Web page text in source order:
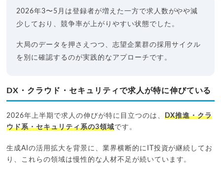
2026年3〜5月は登録者が増えた一方で求人数がやや減
少しており、競争率が上がりやすい状態でした。
大局のデータを押さえつつ、志望企業群の採用サイクル
を別に確認するのが実践的なアプローチです。
DX・クラウド・セキュリティで求人が特に伸びている
2026年上半期で求人の伸びが特に目立つのは、 DX推進・クラ
ウド系・セキュリティ系の3領域です。
生成AIの活用拡大を背景に、業界横断的にIT投資が継続してお
り、これらの領域は慢性的な人材不足が続いています。